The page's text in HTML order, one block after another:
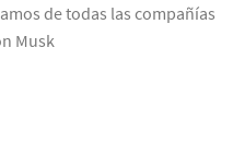
de todas las compañías
Musk